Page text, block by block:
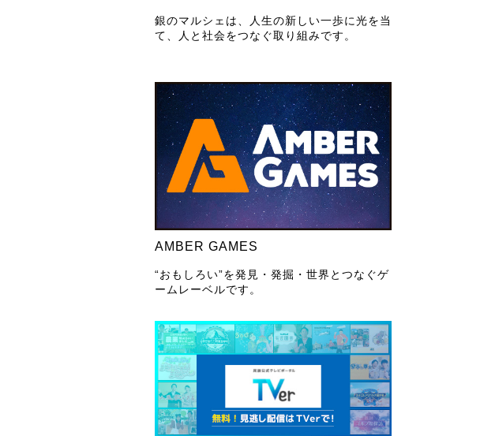
銀のマルシェは、人生の新しい一歩に光を当
て、人と社会をつなぐ取り組みです。
AMBER GAMES
“おもしろい”を発見・発掘・世界とつなぐゲ
ームレーベルです。